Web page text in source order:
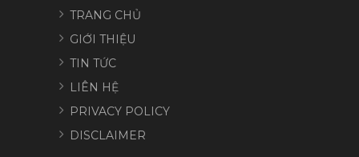
TRANG CHỦ
GIỚI THIỆU
TIN TỨC
LIÊN HỆ
PRIVACY POLICY
DISCLAIMER